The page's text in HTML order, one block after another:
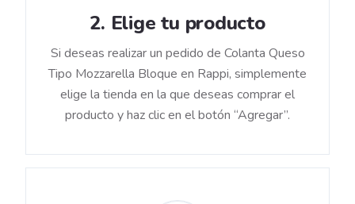
2. Elige tu producto
Si deseas realizar un pedido de Colanta Queso
Tipo Mozzarella Bloque en Rappi, simplemente
elige la tienda en la que deseas comprar el
producto y haz clic en el botón “Agregar”.